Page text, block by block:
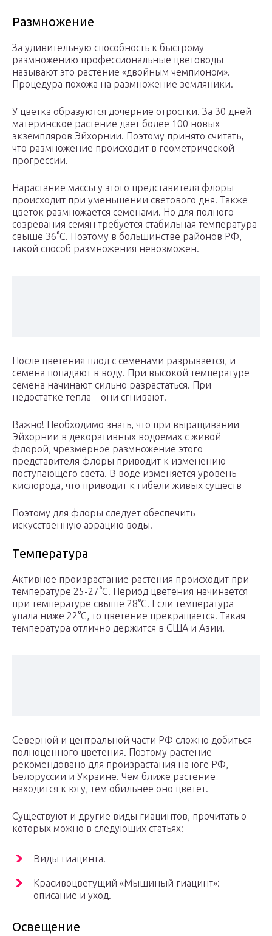
Размножение
За удивительную способность к быстрому
размножению профессиональные цветоводы
называют это растение «двойным чемпионом».
Процедура похожа на размножение земляники.
У цветка образуются дочерние отростки. За 30 дней
материнское растение дает более 100 новых
экземпляров Эйхорнии. Поэтому принято считать,
что размножение происходит в геометрической
прогрессии.
Нарастание массы у этого представителя флоры
происходит при уменьшении светового дня. Также
цветок размножается семенами. Но для полного
созревания семян требуется стабильная температура
свыше 36°С. Поэтому в большинстве районов РФ,
такой способ размножения невозможен.
После цветения плод с семенами разрывается, и
семена попадают в воду. При высокой температуре
семена начинают сильно разрастаться. При
недостатке тепла – они сгнивают.
Важно! Необходимо знать, что при выращивании
Эйхорнии в декоративных водоемах с живой
флорой, чрезмерное размножение этого
представителя флоры приводит к изменению
поступающего света. В воде изменяется уровень
кислорода, что приводит к гибели живых существ
Поэтому для флоры следует обеспечить
искусственную аэрацию воды.
Температура
Активное произрастание растения происходит при
температуре 25-27°С. Период цветения начинается
при температуре свыше 28°С. Если температура
упала ниже 22°С, то цветение прекращается. Такая
температура отлично держится в США и Азии.
Северной и центральной части РФ сложно добиться
полноценного цветения. Поэтому растение
рекомендовано для произрастания на юге РФ,
Белоруссии и Украине. Чем ближе растение
находится к югу, тем обильнее оно цветет.
Существуют и другие виды гиацинтов, прочитать о
которых можно в следующих статьях:
Виды гиацинта.
Красивоцветущий «Мышиный гиацинт»:
описание и уход.
Освещение